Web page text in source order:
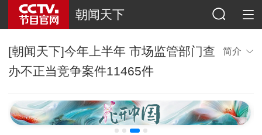
朝闻天下
[朝闻天下]今年上半年 市场监管部门查
办不正当竞争案件11465件
简介